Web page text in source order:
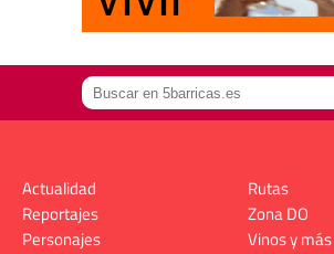
Actualidad
Reportajes
Personajes
Rutas
Zona DO
Vinos y más